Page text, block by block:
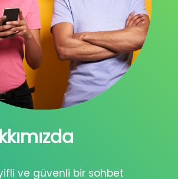
ve güvenli bir sohbet